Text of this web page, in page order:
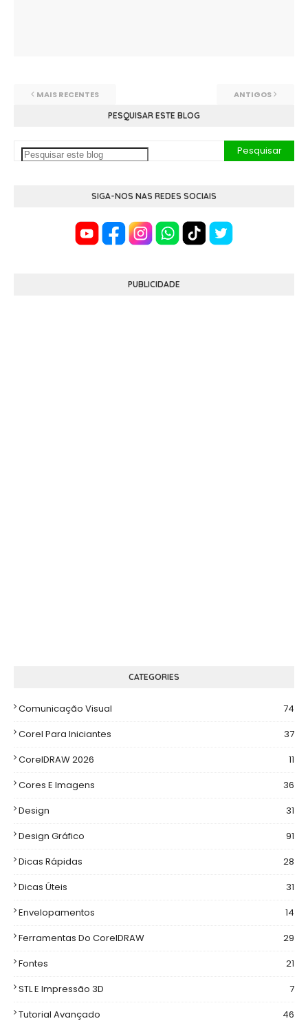
MAIS RECENTES ANTIGOS
PESQUISAR ESTE BLOG
SIGA-NOS NAS REDES SOCIAIS
PUBLICIDADE
CATEGORIES
Comunicação Visual
74
Corel Para Iniciantes
37
CorelDRAW 2026
11
Cores E Imagens
36
Design
31
Design Gráfico
91
Dicas Rápidas
28
Dicas Úteis
31
Envelopamentos
14
Ferramentas Do CorelDRAW
29
Fontes
21
STL E Impressão 3D
7
Tutorial Avançado
46